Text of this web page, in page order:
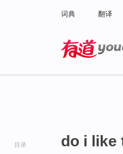
词典 翻译
目录 do i like